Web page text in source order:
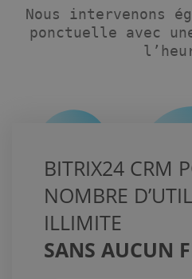
Nous intervenons
ponctuelle avec
BITRIX24 CRM
NOMBRE
ILLIMITE
SANS AUCUN